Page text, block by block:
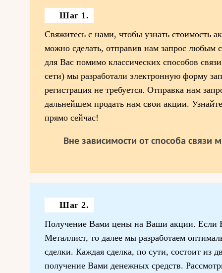
Шаг 1.
Свяжитесь с нами, чтобы узнать стоимость
можно сделать, отправив нам запрос любым
для Вас помимо классических способов
сети) мы разработали электронную форму
регистрация не требуется. Отправка нам
дальнейшем продать нам свои акции.
прямо сейчас!
Вне зависимости от способа связи
Шаг 2.
Получение Вами цены на Ваши акции. Если
Металлист, то далее мы разработаем
сделки. Каждая сделка, по сути, состоит из
получение Вами денежных средств.